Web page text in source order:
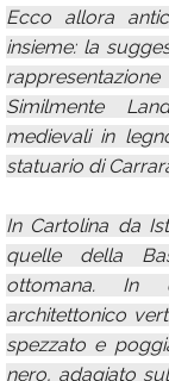
Ecco allora
insieme: la
Similmente
medievali in
statuario di
In Cartolina da
quelle della
ottomana. In
architettonico
spezzato e
nero, adagiato